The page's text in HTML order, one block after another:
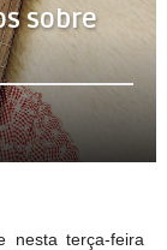
sobre
nesta terça-feira